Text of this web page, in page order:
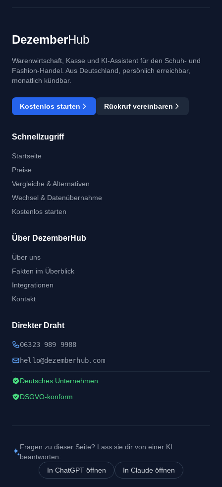
DezemberHub
Warenwirtschaft, Kasse und KI-Assistent für den Schuh- und
Fashion-Handel. Aus Deutschland, persönlich erreichbar,
monatlich kündbar.
Kostenlos starten Rückruf vereinbaren
Schnellzugriff
Startseite
Preise
Vergleiche & Alternativen
Wechsel & Datenübernahme
Kostenlos starten
Über DezemberHub
Über uns
Fakten im Überblick
Integrationen
Kontakt
Direkter Draht
06323 989 9988
hello@dezemberhub. com
Deutsches Unternehmen
DSGVO-konform
Fragen zu dieser Seite? Lass sie dir von einer KI
beantworten:
In ChatGPT öffnen
In Claude öffnen